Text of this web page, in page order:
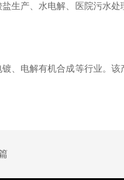
产、水电解、医院污水处
电解有机合成等行业。该